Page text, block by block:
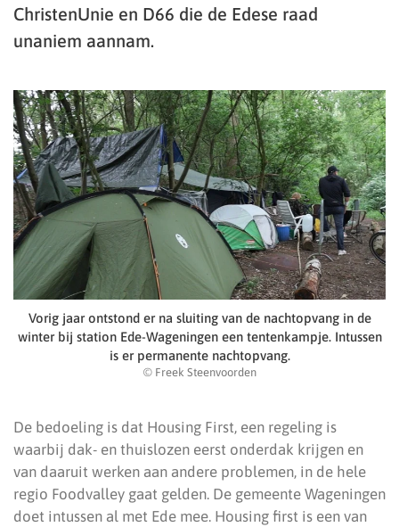
ChristenUnie en D66 die de Edese raad
unaniem aannam.
Vorig jaar ontstond er na sluiting van de nachtopvang in de
winter bij station Ede-Wageningen een tentenkampje. Intussen
is er permanente nachtopvang.
© Freek Steenvoorden
De bedoeling is dat Housing First, een regeling is
waarbij dak- en thuislozen eerst onderdak krijgen en
van daaruit werken aan andere problemen, in de hele
regio Foodvalley gaat gelden. De gemeente Wageningen
doet intussen al met Ede mee. Housing first is een van